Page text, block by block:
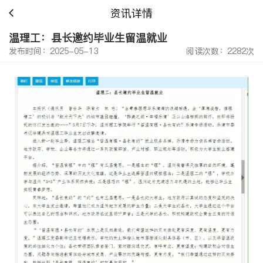
资讯详情
温理工：县长邀约毕业生留温就业
发布时间：2025-05-13 阅读次数：2282次